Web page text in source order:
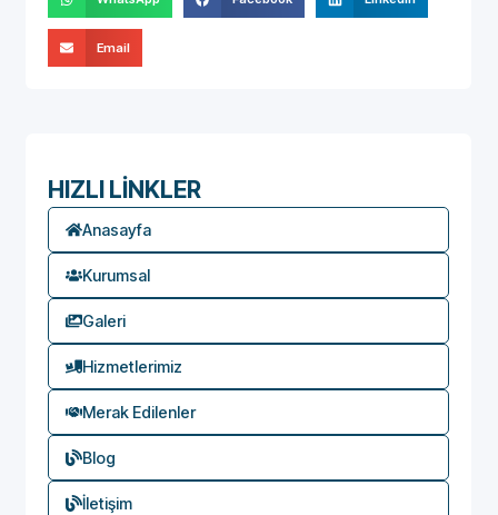
Email
HIZLI LİNKLER
Anasayfa
Kurumsal
Galeri
Hizmetlerimiz
Merak Edilenler
Blog
İletişim